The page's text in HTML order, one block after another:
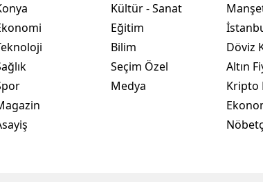
Düzce
Kültür - Sanat
Eğitim
Bilim
Seçim Özel
Medya
Döviz
Altın
Kripto